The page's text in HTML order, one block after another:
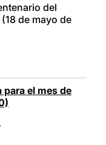
del
de mayo de
para el mes de